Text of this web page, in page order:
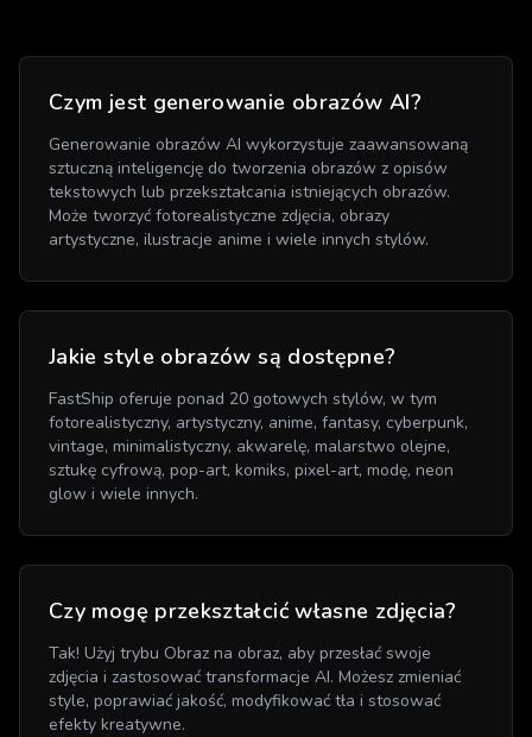
Czym jest generowanie obrazów AI?
Generowanie obrazów AI wykorzystuje zaawansowaną
sztuczną inteligencję do tworzenia obrazów z opisów
tekstowych lub przekształcania istniejących obrazów.
Może tworzyć fotorealistyczne zdjęcia, obrazy
artystyczne, ilustracje anime i wiele innych stylów.
Jakie style obrazów są dostępne?
FastShip oferuje ponad 20 gotowych stylów, w tym
fotorealistyczny, artystyczny, anime, fantasy, cyberpunk,
vintage, minimalistyczny, akwarelę, malarstwo olejne,
sztukę cyfrową, pop-art, komiks, pixel-art, modę, neon
glow i wiele innych.
Czy mogę przekształcić własne zdjęcia?
Tak! Użyj trybu Obraz na obraz, aby przesłać swoje
zdjęcia i zastosować transformacje AI. Możesz zmieniać
style, poprawiać jakość, modyfikować tła i stosować
efekty kreatywne.